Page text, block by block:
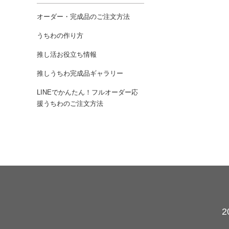
オーダー・完成品のご注文方法
うちわの作り方
推し活お役立ち情報
推しうちわ完成品ギャラリー
LINEでかんたん！フルオーダー応
援うちわのご注文方法